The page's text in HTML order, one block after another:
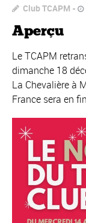
Club TCAPM
Aperçu
Le TCAPM
dimanche 18
La Chevalière à
France sera en